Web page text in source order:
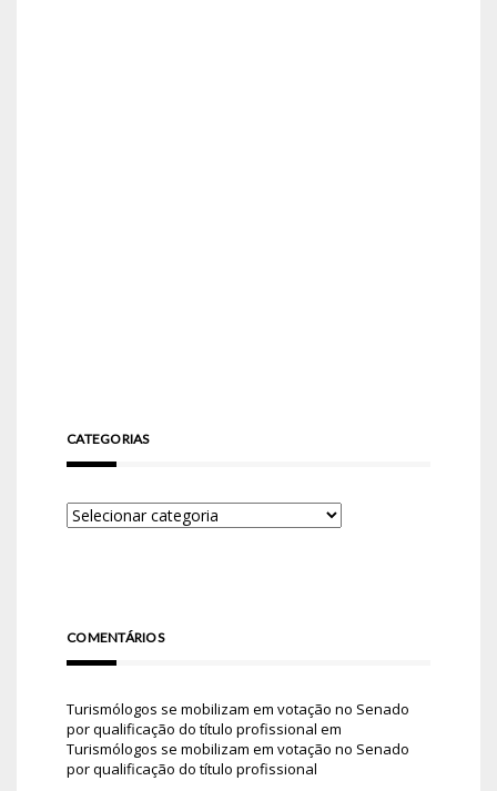
CATEGORIAS
COMENTÁRIOS
Turismólogos se mobilizam em votação no Senado
por qualificação do título profissional em
Turismólogos se mobilizam em votação no Senado
por qualificação do título profissional